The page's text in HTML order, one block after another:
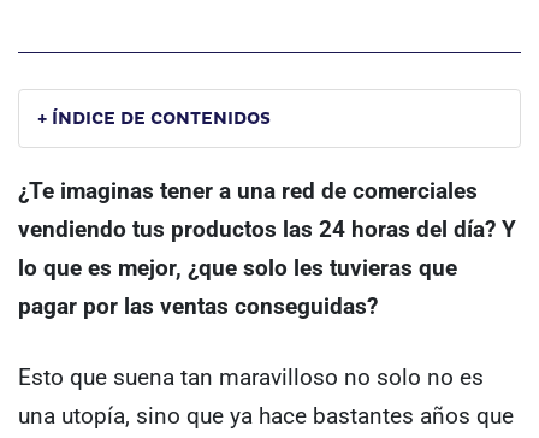
+ ÍNDICE DE CONTENIDOS
¿Te imaginas tener a una red de comerciales
vendiendo tus productos las 24 horas del día? Y
lo que es mejor, ¿que solo les tuvieras que
pagar por las ventas conseguidas?
Esto que suena tan maravilloso no solo no es
una utopía, sino que ya hace bastantes años que